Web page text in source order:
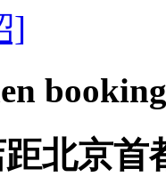
]
北京首